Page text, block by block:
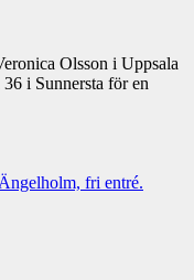
Olsson i Uppsala
i Sunnersta för en
fri entré.